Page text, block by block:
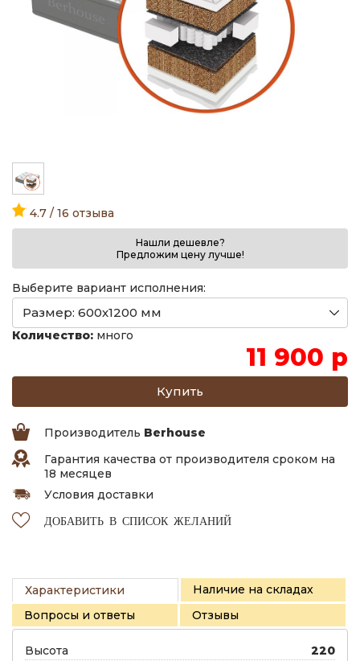
4.7 / 16 отзыва
Нашли дешевле?
Предложим цену лучше!
Выберите вариант исполнения:
Количество: много
11 900 р
Производитель Berhouse
Гарантия качества от производителя сроком на
18 месяцев
Условия доставки
ДОБАВИТЬ В СПИСОК ЖЕЛАНИЙ
Характеристики
Наличие на складах
Вопросы и ответы
Отзывы
Высота
220